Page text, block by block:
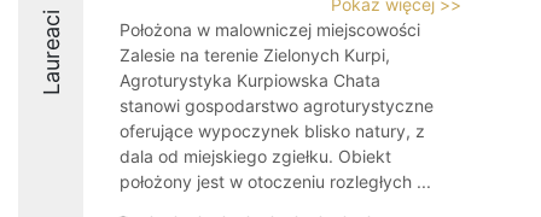
Laureaci
Pokaż więcej >>
Położona w malowniczej miejscowości
Zalesie na terenie Zielonych Kurpi,
Agroturystyka Kurpiowska Chata
stanowi gospodarstwo agroturystyczne
oferujące wypoczynek blisko natury, z
dala od miejskiego zgiełku. Obiekt
położony jest w otoczeniu rozległych ...